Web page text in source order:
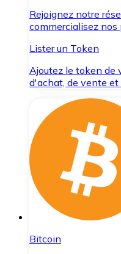
Rejoignez notre
commercialisez nos
Lister un Token
Ajoutez le token de
d'achat, de vente et
Bitcoin